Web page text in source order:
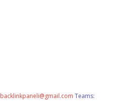
backlinkpaneli@gmail.com Teams: